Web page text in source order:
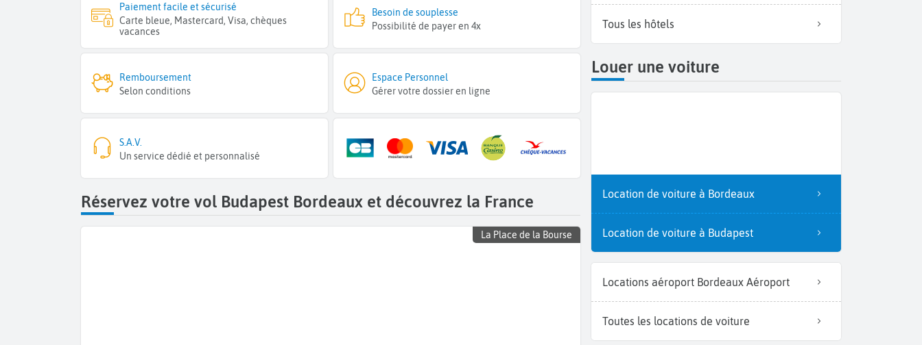
Paiement facile et sécurisé
Carte bleue, Mastercard, Visa, chèques
vacances
Besoin de souplesse
Possibilité de payer en 4x
Remboursement
Selon conditions
Espace Personnel
Gérer votre dossier en ligne
S.A.V.
Un service dédié et personnalisé
Réservez votre vol Budapest Bordeaux et découvrez la France
La Place de la Bourse
Tous les hôtels
Louer une voiture
Location de voiture à Bordeaux
Location de voiture à Budapest
Locations aéroport Bordeaux Aéroport
Toutes les locations de voiture